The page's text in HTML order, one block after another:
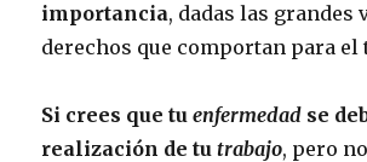
importancia, dadas las grandes
derechos que comportan para el
Si crees que tuenfermedad se
realización de tutrabajo, pero